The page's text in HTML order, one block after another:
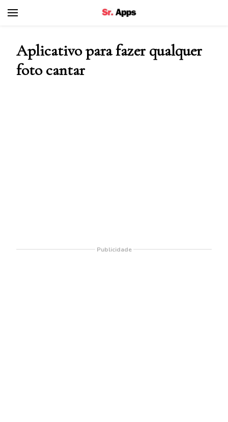
Aplicativo para fazer qualquer
foto cantar
Publicidade